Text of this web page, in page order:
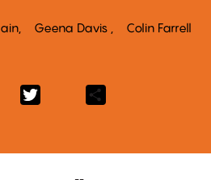
Geena Davis Colin Farrell